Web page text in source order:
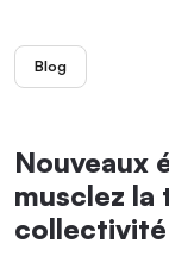
Blog
Nouveaux
musclez
collectivité